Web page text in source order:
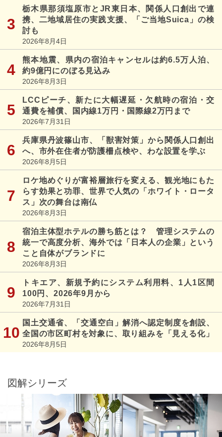
栃木県那須塩原市とJR東日本、関係人口創出で連
携、二地域居住の実践支援、「ご当地Suica」の検
討も
2026年8月4日
熊本地震、県内の宿泊キャンセルは約6.5万人泊、
約9億円にのぼる見込み
2026年8月3日
LCCピーチ、新たに大幅遅延・欠航時の宿泊・交
通費を補償、国内線1万円・国際線2万円まで
2026年7月31日
兵庫県丹波篠山市、「獣害対策」から関係人口創出
へ、市外在住者が防護柵点検や、わな設置を学ぶ
2026年8月5日
ロケ地めぐりが富裕層旅行を変える、観光地にもた
らす効果と功罪、世界で人気の「ホワイト・ロータ
ス」次の舞台は南仏
2026年8月3日
宿泊主体型ホテルの勝ち筋とは？ 管理システムの
統一で高度分析、海外では「日本人の企業」という
こと自体がブランドに
2026年8月3日
トキエア、新規予約にシステム利用料、1人1区間
100円、2026年9月から
2026年7月31日
国土交通省、「交通空白」解消へ認定制度を創設、
全国の市区町村を対象に、取り組みを「見える化」
2026年8月5日
図解シリーズ